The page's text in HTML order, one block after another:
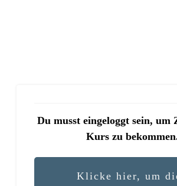
Du musst eingeloggt sein,
Kurs zu
Klicke hier, um